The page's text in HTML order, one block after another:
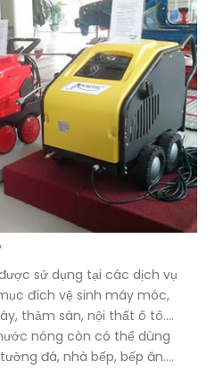
sử dụng tại các dịch vụ
đích vệ sinh máy móc,
thảm sàn, nội thất ô tô….
nóng còn có thể dùng
đá, nhà bếp, bếp ăn….